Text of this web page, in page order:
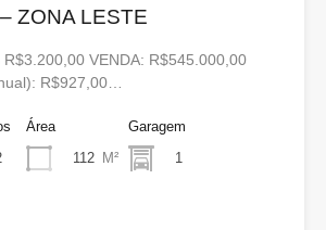
ZONA LESTE
R$3.200,00 VENDA: R$545.000,00
R$927,00…
Área
112 M²
Garagem
1